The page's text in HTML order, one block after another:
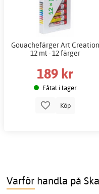
Gouachefärger Art Creation
12 ml - 12 färger
189 kr
Fåtal i lager
Köp
Varför handla på